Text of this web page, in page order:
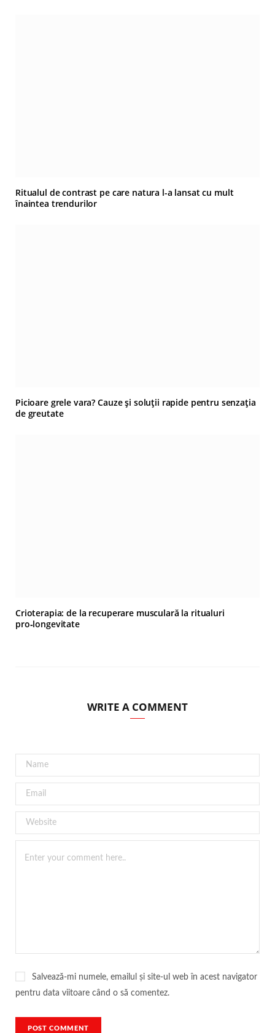
Ritualul de contrast pe care natura l-a lansat cu mult
înaintea trendurilor
Picioare grele vara? Cauze și soluții rapide pentru senzația
de greutate
Crioterapia: de la recuperare musculară la ritualuri
pro‑longevitate
WRITE A COMMENT
Salvează-mi numele, emailul și site-ul web în acest navigator
pentru data viitoare când o să comentez.